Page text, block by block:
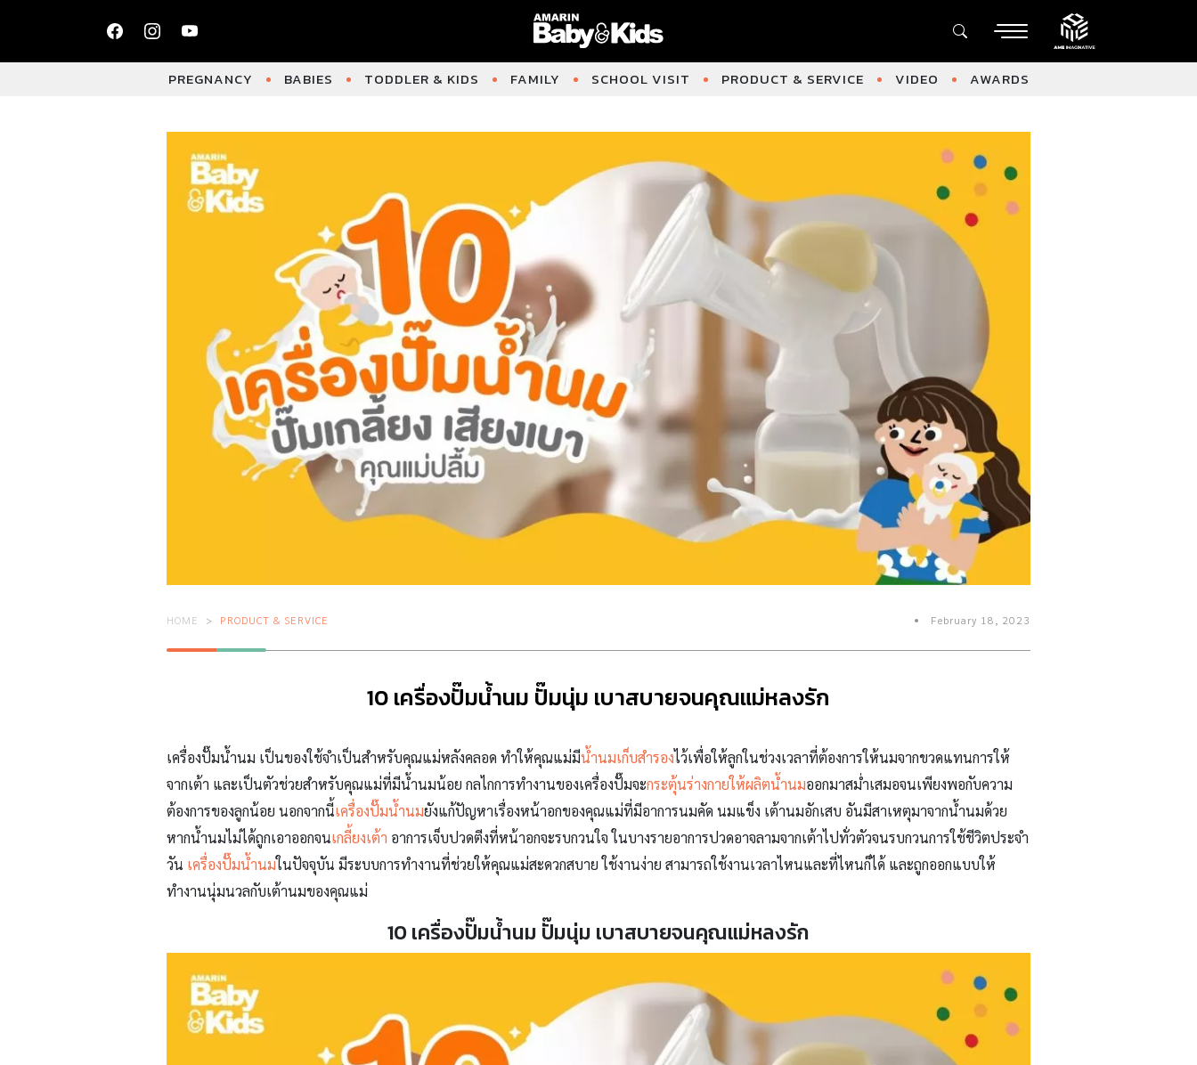
PREGNANCY BABIES TODDLER & KIDS FAMILY SCHOOL VISIT PRODUCT & SERVICE VIDEO AWARDS
HOME PRODUCT & SERVICE February 18, 2023
10 เครื่องปั๊มน้ำนม ปั๊มนุ่ม เบาสบายจนคุณแม่หลงรัก
เครื่องปั๊มน้ำนม เป็นของใช้จำเป็นสำหรับคุณแม่หลังคลอด ทำให้คุณแม่มีน้ำนมเก็บสำรองไว้เพื่อให้ลูกในช่วงเวลาที่ต้องการให้นมจากขวดแทนการให้
จากเต้า และเป็นตัวช่วยสำหรับคุณแม่ที่มีน้ำนมน้อย กลไกการทำงานของเครื่องปั๊มจะกระตุ้นร่างกายให้ผลิตน้ำนมออกมาสม่ำเสมอจนเพียงพอกับความ
ต้องการของลูกน้อย นอกจากนี้เครื่องปั๊มน้ำนมยังแก้ปัญหาเรื่องหน้าอกของคุณแม่ที่มีอาการนมคัด นมแข็ง เต้านมอักเสบ อันมีสาเหตุมาจากน้ำนมด้วย
หากน้ำนมไม่ได้ถูกเอาออกจนเกลี้ยงเต้า อาการเจ็บปวดตีงที่หน้าอกจะรบกวนใจ ในบางรายอาการปวดอาจลามจากเต้าไปทั่วตัวจนรบกวนการใช้ชีวิตประจำ
วัน เครื่องปั๊มน้ำนมในปัจจุบัน มีระบบการทำงานที่ช่วยให้คุณแม่สะดวกสบาย ใช้งานง่าย สามารถใช้งานเวลาไหนและที่ไหนก็ได้ และถูกออกแบบให้
ทำงานนุ่มนวลกับเต้านมของคุณแม่
10 เครื่องปั๊มน้ำนม ปั๊มนุ่ม เบาสบายจนคุณแม่หลงรัก